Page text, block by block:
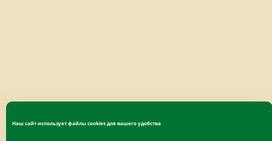
Наш сайт использует файлы cookies для вашего удобства